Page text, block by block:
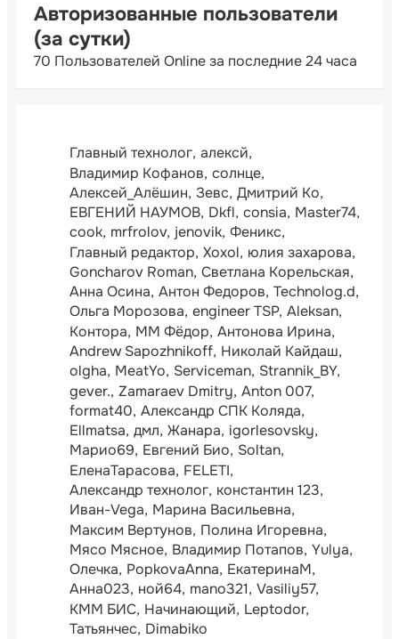
Авторизованные пользователи
(за сутки)
70 Пользователей Online за последние 24 часа
Главный технолог алексй
Владимир Кофанов солнце
Алексей_Алёшин Зевс Дмитрий Ко
ЕВГЕНИЙ НАУМОВ Dkfl consia Master74
cook mrfrolov jenovik Феникс
Главный редактор Xoxol юлия захарова
Goncharov Roman Светлана Корельская
Анна Осина Антон Федоров Technolog.d
Ольга Морозова engineer TSP Aleksan
Контора ММ Фёдор Антонова Ирина
Andrew Sapozhnikoff Николай Кайдаш
olgha MeatYo Serviceman Strannik_BY
gever. Zamaraev Dmitry Anton 007
format40 Александр СПК Коляда
Ellmatsa дмл Жанара igorlesovsky
Марио69 Евгений Био Soltan
ЕленаТарасова FELETI
Александр технолог константин 123
Иван-Vega Марина Васильевна
Максим Вертунов Полина Игоревна
Мясо Мясное Владимир Потапов Yulya
Олечка PopkovaAnna ЕкатеринаМ
Анна023 ной64 mano321 Vasiliy57
КММ БИС Начинающий Leptodor
Татьянчес Dimabiko